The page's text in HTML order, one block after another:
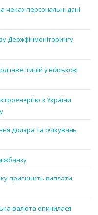
чеках персональні дані
Держфінмоніторингу
інвестицій у військові
з України
долара та очікувань
припинить виплати
валюта опинилася